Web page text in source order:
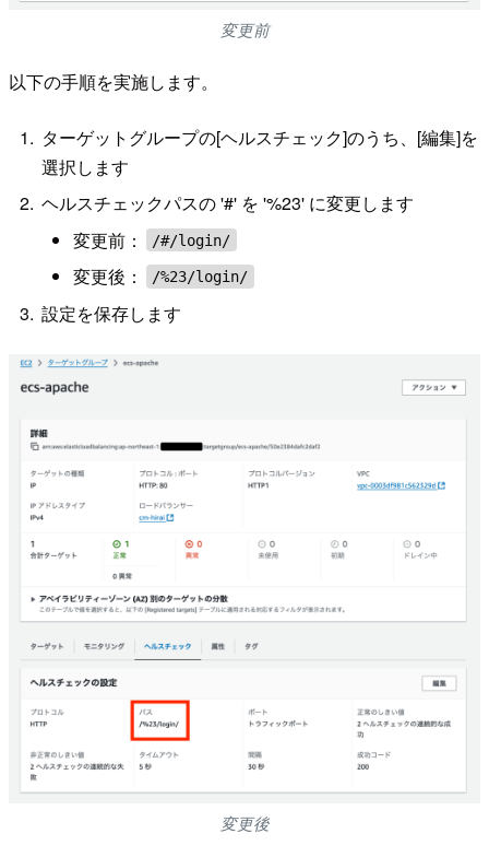
変更前
以下の手順を実施します。
ターゲットグループの[ヘルスチェック]のうち、[編集]を
選択します
ヘルスチェックパスの '#' を '%23' に変更します
変更前：
/#/login/
変更後： /%23/login/
設定を保存します
変更後